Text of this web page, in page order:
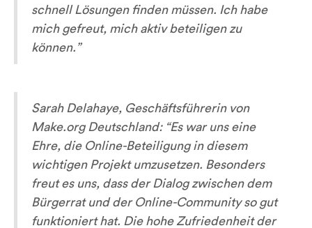
schnell Lösungen finden müssen. Ich habe
mich gefreut, mich aktiv beteiligen zu
können.”
Sarah Delahaye, Geschäftsführerin von
Make.org Deutschland: “Es war uns eine
Ehre, die Online-Beteiligung in diesem
wichtigen Projekt umzusetzen. Besonders
freut es uns, dass der Dialog zwischen dem
Bürgerrat und der Online-Community so gut
funktioniert hat. Die hohe Zufriedenheit der